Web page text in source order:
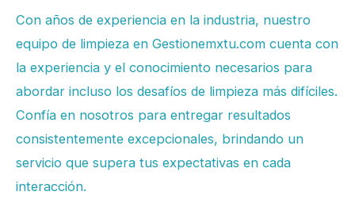
Con años de experiencia en la industria, nuestro
equipo de limpieza en Gestionemxtu.com cuenta con
la experiencia y el conocimiento necesarios para
abordar incluso los desafíos de limpieza más difíciles.
Confía en nosotros para entregar resultados
consistentemente excepcionales, brindando un
servicio que supera tus expectativas en cada
interacción.